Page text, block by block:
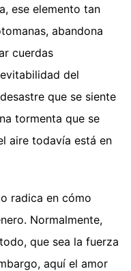
ese elemento tan
abandona
cuerdas
del
que se siente
tormenta que se
aire todavía está en
radica en cómo
Normalmente,
que sea la fuerza
aquí el amor